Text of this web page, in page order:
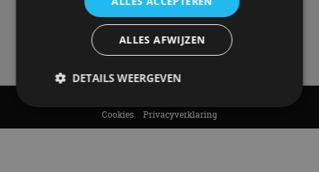
AutoRAI.nl is powered by
Cookies Privacyverklaring
ALLES AFWIJZEN
DETAILS WEERGEVEN